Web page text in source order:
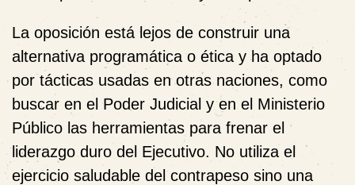
La oposición está lejos de construir una
alternativa programática o ética y ha optado
por tácticas usadas en otras naciones, como
buscar en el Poder Judicial y en el Ministerio
Público las herramientas para frenar el
liderazgo duro del Ejecutivo. No utiliza el
ejercicio saludable del contrapeso sino una